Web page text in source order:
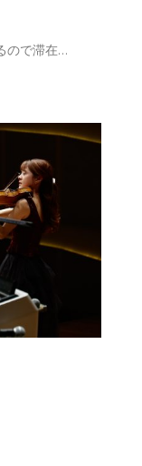
ので滞在…